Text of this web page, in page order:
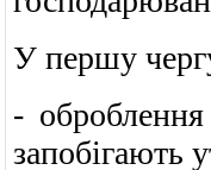
У першу
-
запобігають